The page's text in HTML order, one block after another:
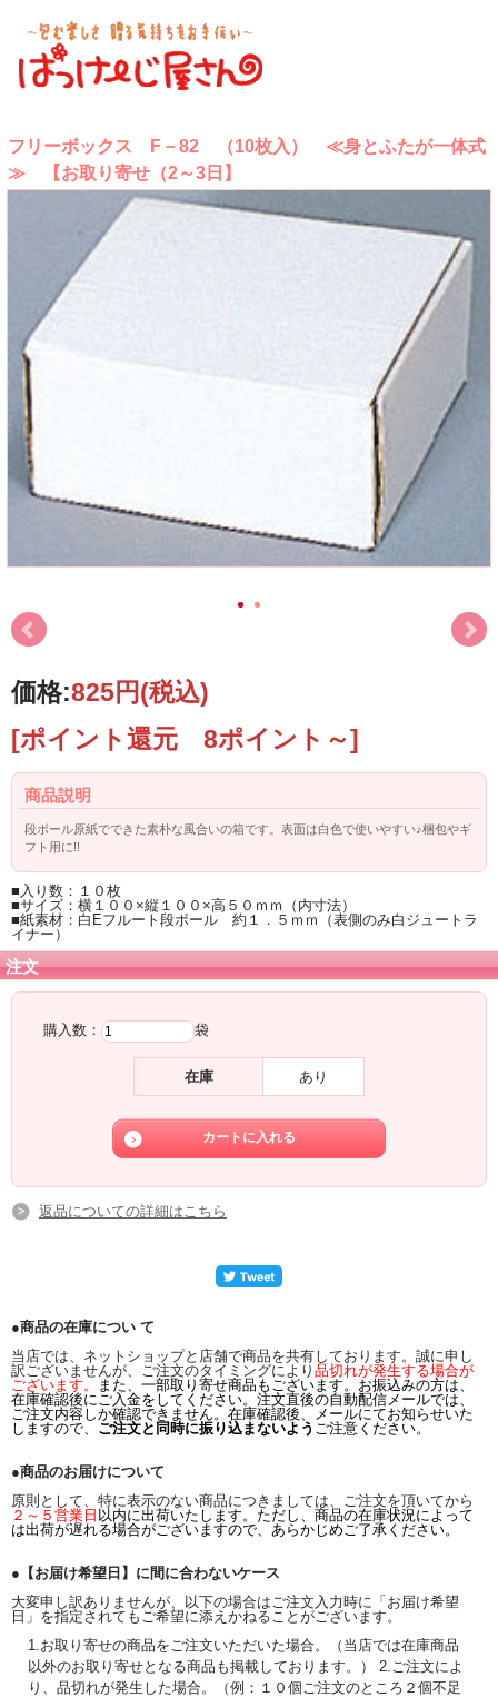
フリーボックス F－82 （10枚入） ≪身とふたが一体式
≫ 【お取り寄せ（2～3日】
価格:825円(税込)
[ポイント還元 8ポイント～]
商品説明
段ボール原紙でできた素朴な風合いの箱です。表面は白色で使いやすい♪梱包やギ
フト用に!!
■入り数：１０枚
■サイズ：横１００×縦１００×高５０ｍｍ（内寸法）
■紙素材：白Eフルート段ボール 約１．５ｍｍ（表側のみ白ジュートラ
イナー）
注文
購入数： 袋
在庫 あり
返品についての詳細はこちら
●商品の在庫につい て
当店では、ネットショップと店舗で商品を共有しております。誠に申し
訳ございませんが、ご注文のタイミングにより 品切れが発生する場合が
ございます。
また、一部取り寄せ商品もございます。お振込みの方は、
在庫確認後にご入金をしてください。注文直後の自動配信メールでは、
ご注文内容しか確認できません。在庫確認後、メールにてお知らせいた
しますので、 ご注文と同時に振り込まないよう ご注意ください。
●商品のお届けについて
原則として、特に表示のない商品につきましては、ご注文を頂いてから
２～５営業日 以内に出荷いたします。ただし、商品の在庫状況によって
は出荷が遅れる場合がございますので、あらかじめご了承ください。
●【お届け希望日】に間に合わないケース
大変申し訳ありませんが、以下の場合はご注文入力時に「お届け希望
日」を指定されてもご希望に添えかねることがございます。
1.お取り寄せの商品をご注文いただいた場合。（当店では在庫商品
以外のお取り寄せとなる商品も掲載しております。） 2.ご注文によ
り、品切れが発生した場合。（例：１０個ご注文のところ２個不足